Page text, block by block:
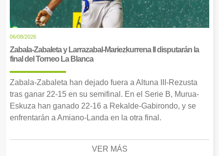
06/08/2026
Zabala-Zabaleta y Larrazabal-Mariezkurrena II disputarán la
final del Torneo La Blanca
Zabala-Zabaleta han dejado fuera a Altuna III-Rezusta
tras ganar 22-15 en su semifinal. En el Serie B, Murua-
Eskuza han ganado 22-16 a Rekalde-Gabirondo, y se
enfrentarán a Amiano-Landa en la otra final.
VER MÁS